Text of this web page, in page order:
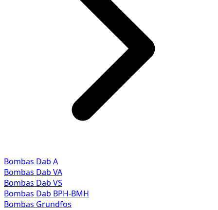
Bombas Dab A
Bombas Dab VA
Bombas Dab VS
Bombas Dab BPH-BMH
Bombas Grundfos